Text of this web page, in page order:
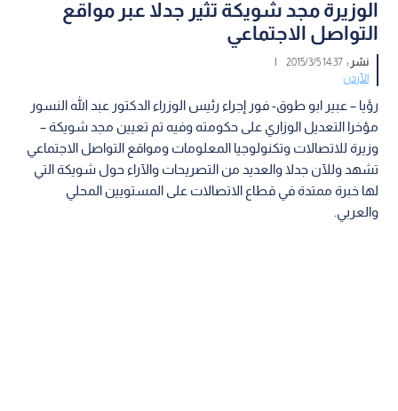
الوزيرة مجد شويكة تثير جدلا عبر مواقع
التواصل الاجتماعي
نشر :14:37 2015/3/5
|
الأردن
رؤيا – عبير ابو طوق- فور إجراء رئيس الوزراء الدكتور عبد الله النسور
مؤخرا التعديل الوزاري على حكومته وفيه تم تعيين مجد شويكة –
وزيرة للاتصالات وتكنولوجيا المعلومات ومواقع التواصل الاجتماعي
تشهد وللآن جدلا والعديد من التصريحات والآراء حول شويكة التي
لها خبرة ممتدة في قطاع الاتصالات على المستويين المحلي
والعربي.